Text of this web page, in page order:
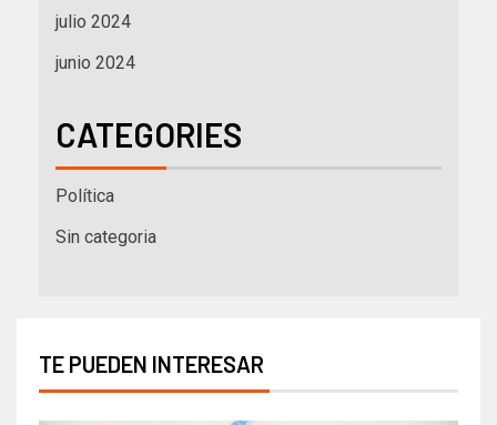
julio 2024
junio 2024
CATEGORIES
Política
Sin categoria
TE PUEDEN INTERESAR